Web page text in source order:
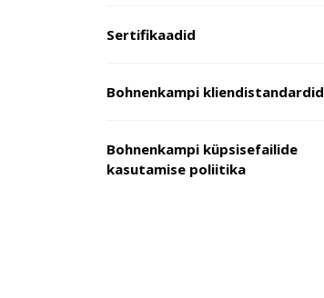
Sertifikaadid
Bohnenkampi kliendistandardid
Bohnenkampi küpsisefailide
kasutamise poliitika